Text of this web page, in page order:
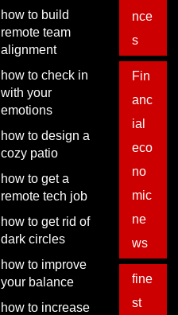
how to build
remote team
alignment
how to check in
with your
emotions
how to design a
cozy patio
how to get a
remote tech job
how to get rid of
dark circles
how to improve
your balance
how to increase
nce
s
Fin
anc
ial
eco
no
mic
ne
ws
fine
st